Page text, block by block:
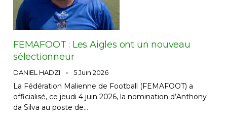
FEMAFOOT : Les Aigles ont un nouveau
sélectionneur
DANIEL HADZI 5 Juin 2026
La Fédération Malienne de Football (FEMAFOOT) a
officialisé, ce jeudi 4 juin 2026, la nomination d’Anthony
da Silva au poste de…